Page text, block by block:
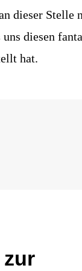
dieser Stelle
uns diesen
hat.